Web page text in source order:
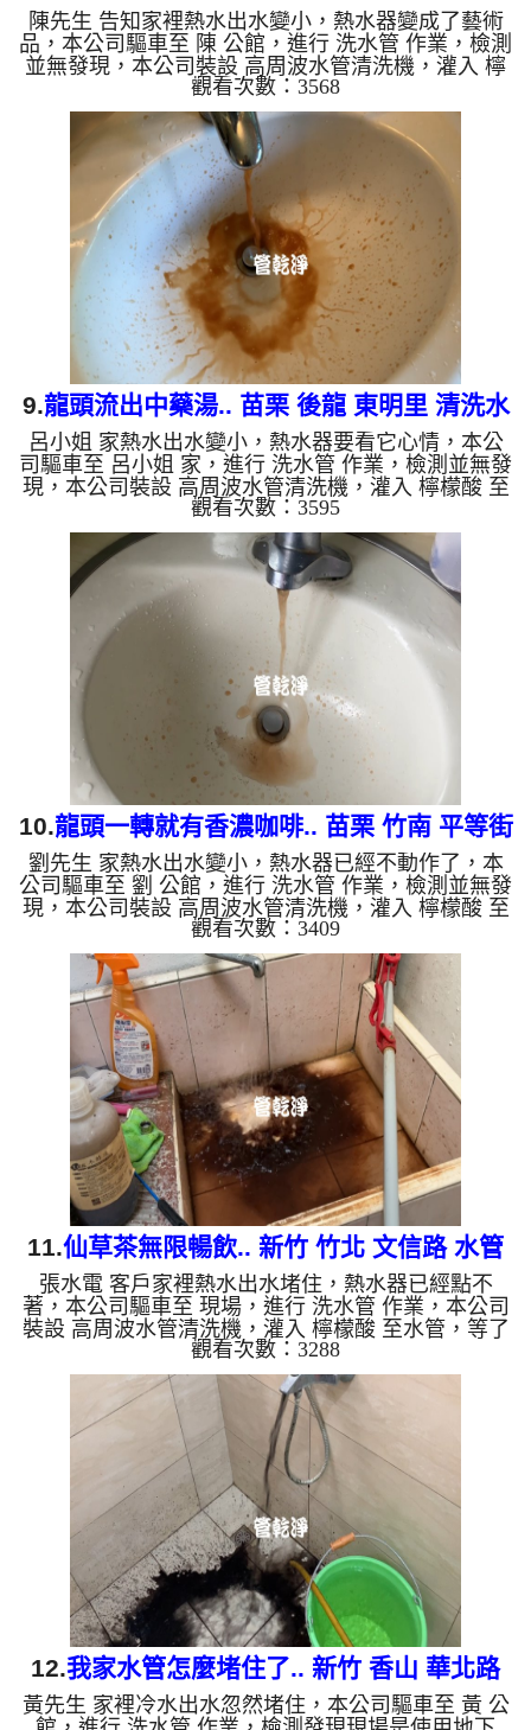
清洗
陳先生 告知家裡熱水出水變小，熱水器變成了藝術
品，本公司驅車至 陳 公館，進行 洗水管 作業，檢測
並無發現，本公司裝設 高周波水管清洗機，灌入 檸
檬酸 至水管，等了約15分，開啟 水管清洗機 ，啟動
螺旋波 模式，一洗水管就流出異物，突然出現咖
啡，二個多小時後，熱水出水量恢復正常了。 如是
自來水，如水管老化，會產生鐵鏽跟泥沙堆積，洗出
來的水就會是咖啡色，地下水含有氧化錳，管壁上會
結成黑色管垢，洗出來的水會跟石油一樣黑，有些洗
出綠色的水，是因為裡面有銅的物質，生鏽產生銅
綠，如是藍色的水，是因...
觀看次數：3568
9.龍頭流出中藥湯.. 苗栗 後龍 東明里 清洗水
管
呂小姐 家熱水出水變小，熱水器要看它心情，本公
司驅車至 呂小姐 家，進行 洗水管 作業，檢測並無發
現，本公司裝設 高周波水管清洗機，灌入 檸檬酸 至
水管，等了約15分，開啟 水管清洗機 ，啟動 螺旋
波 模式，一洗水管就流出髒水，就像是中藥湯，二
個多小時後，熱水出水量恢復熱水器也正常了。 如
是自來水，如水管老化，會產生鐵鏽跟泥沙堆積，洗
出來的水就會是咖啡色，地下水含有氧化錳，管壁上
會結成黑色管垢，洗出來的水會跟石油一樣黑，有些
洗出綠色的水，是因為裡面有銅的物質，生鏽產生銅
綠，如是藍色的水，是...
觀看次數：3595
10.龍頭一轉就有香濃咖啡.. 苗栗 竹南 平等街
洗水管
劉先生 家熱水出水變小，熱水器已經不動作了，本
公司驅車至 劉 公館，進行 洗水管 作業，檢測並無發
現，本公司裝設 高周波水管清洗機，灌入 檸檬酸 至
水管，等了約15分，開啟 水管清洗機 ，啟動 螺旋
波 模式，一洗水管就流出髒水，突然出現咖啡，二
個多小時後，熱水出水量恢復熱水器也正常了。 如
是自來水，如水管老化，會產生鐵鏽跟泥沙堆積，洗
出來的水就會是咖啡色，地下水含有氧化錳，管壁上
會結成黑色管垢，洗出來的水會跟石油一樣黑，有些
洗出綠色的水，是因為裡面有銅的物質，生鏽產生銅
綠，如是藍色的水，是...
觀看次數：3409
11.仙草茶無限暢飲.. 新竹 竹北 文信路 水管
清洗
張水電 客戶家裡熱水出水堵住，熱水器已經點不
著，本公司驅車至 現場，進行 洗水管 作業，本公司
裝設 高周波水管清洗機，灌入 檸檬酸 至水管，等了
約15分，開啟 水管清洗機 ，啟動 螺旋波 模式，不洗
水管不知道，一洗嚇一跳，根本是仙草茶，二個多小
時後，熱水出水量恢復正常了。 如是自來水，如水
管老化，會產生鐵鏽跟泥沙堆積，洗出來的水就會是
咖啡色，地下水含有氧化錳，管壁上會結成黑色管
垢，洗出來的水會跟石油一樣黑，有些洗出綠色的
水，是因為裡面有銅的物質，生鏽產生銅綠，如是藍
色的水，是因為水龍頭合金...
觀看次數：3288
12.我家水管怎麼堵住了.. 新竹 香山 華北路
清洗水管
黃先生 家裡冷水出水忽然堵住，本公司驅車至 黃 公